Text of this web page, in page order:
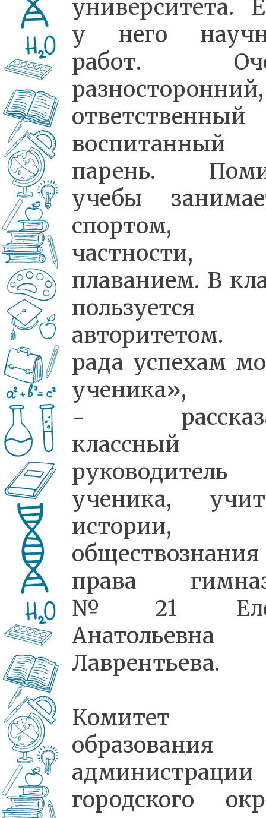
университета.
у него
работ.
разносторонний,
воспитанный
парень.
учебы
частности,
плаванием. В
пользуется
рада успехам
ученика»,
-
классный
руководитель
ученика,
истории,
права
№21
Анатольевна
Лаврентьева.
Комитет
образования
администрации
городского